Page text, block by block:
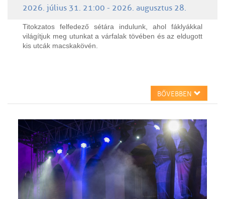
2026. július 31. 21:00 - 2026. augusztus 28.
Titokzatos felfedező sétára indulunk, ahol fáklyákkal
világítjuk meg utunkat a várfalak tövében és az eldugott
kis utcák macskakövén.
BŐVEBBEN